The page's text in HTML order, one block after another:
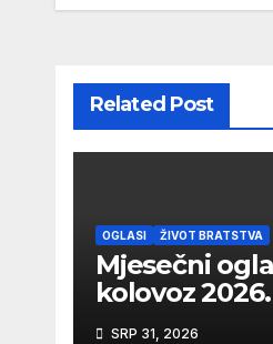
Related Post
OGLASI ŽIVOT BRATSTVA
Mjesečni
kolovoz 2026.
SRP 31, 2026